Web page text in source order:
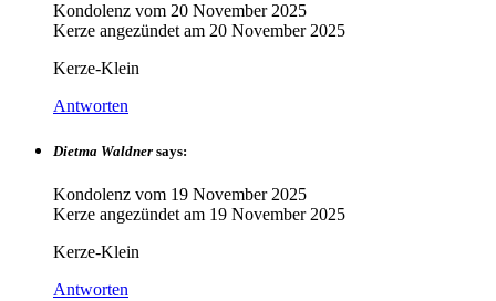
Kondolenz vom 20 November 2025
Kerze angezündet am 20 November 2025
Kerze-Klein
Antworten
Dietma Waldner says:
Kondolenz vom 19 November 2025
Kerze angezündet am 19 November 2025
Kerze-Klein
Antworten